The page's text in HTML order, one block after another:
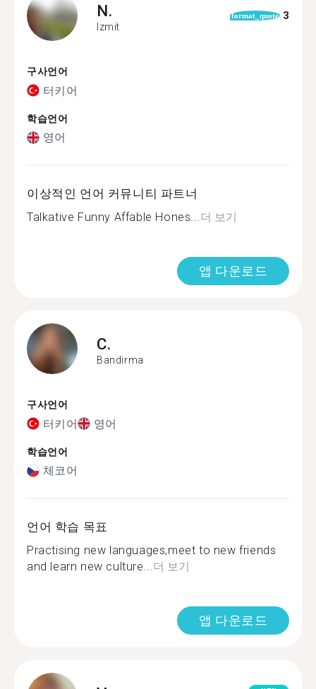
N.
Izmit
format_quote 3
구사언어
터키어
학습언어
영어
이상적인 언어 커뮤니티 파트너
Talkative Funny Affable Hones...더 보기
앱 다운로드
C.
Bandirma
구사언어
터키어 영어
학습언어
체코어
언어 학습 목표
Practising new languages,meet to new friends
and learn new culture...더 보기
앱 다운로드